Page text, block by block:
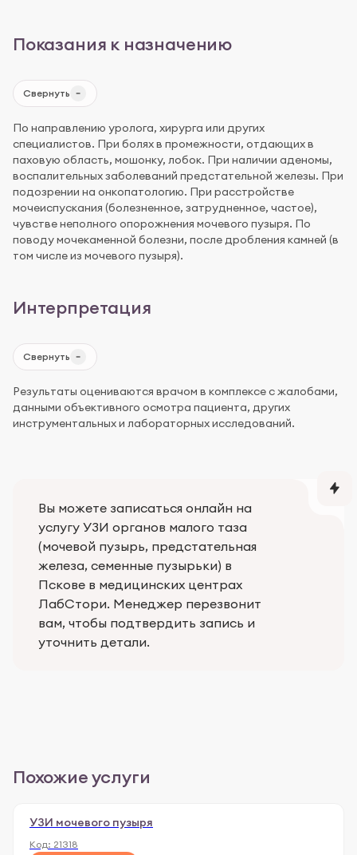
Показания к назначению
Свернуть
По направлению уролога, хирурга или других
специалистов. При болях в промежности, отдающих в
паховую область, мошонку, лобок. При наличии аденомы,
воспалительных заболеваний предстательной железы. При
подозрении на онкопатологию. При расстройстве
мочеиспускания (болезненное, затрудненное, частое),
чувстве неполного опорожнения мочевого пузыря. По
поводу мочекаменной болезни, после дробления камней (в
том числе из мочевого пузыря).
Интерпретация
Свернуть
Результаты оцениваются врачом в комплексе с жалобами,
данными объективного осмотра пациента, других
инструментальных и лабораторных исследований.
Вы можете записаться онлайн на
услугу УЗИ органов малого таза
(мочевой пузырь, предстательная
железа, семенные пузырьки) в
Пскове в медицинских центрах
ЛабСтори. Менеджер перезвонит
вам, чтобы подтвердить запись и
уточнить детали.
Похожие услуги
УЗИ мочевого пузыря
Код: 21318